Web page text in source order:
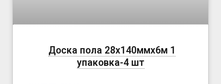
Доска пола 28х140ммх6м 1
упаковка-4 шт